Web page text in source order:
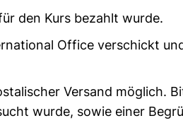
den Kurs bezahlt wurde.
Office verschickt
Versand möglich.
wurde, sowie einer